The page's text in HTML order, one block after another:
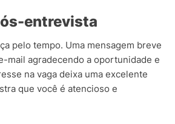
entrevista
pelo tempo. Uma mensagem breve
mail agradecendo a oportunidade e
na vaga deixa uma excelente
que você é atencioso e